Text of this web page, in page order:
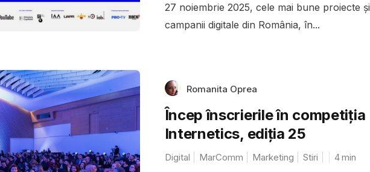
27 noiembrie 2025, cele mai bune proiecte și
campanii digitale din România, în...
Romanita Oprea
Încep înscrierile în competiția
Internetics, ediția 25
Digital MarComm Marketing Stiri 4min